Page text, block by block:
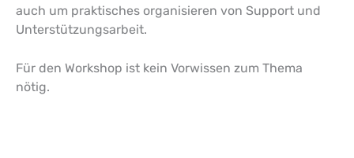
auch um praktisches organisieren von Support und
Unterstützungsarbeit.
Für den Workshop ist kein Vorwissen zum Thema
nötig.